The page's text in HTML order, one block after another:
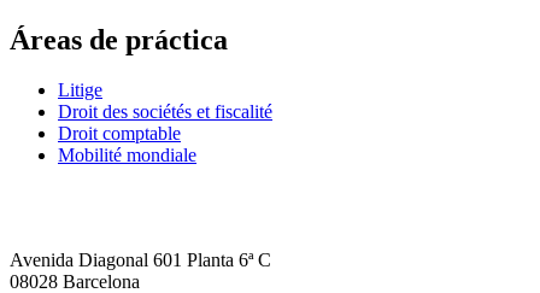
Áreas de práctica
Litige
Droit des sociétés et fiscalité
Droit comptable
Mobilité mondiale
Avenida Diagonal 601 Planta 6ª C
08028 Barcelona